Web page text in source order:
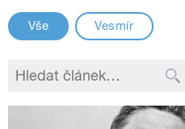
Vše Vesmír